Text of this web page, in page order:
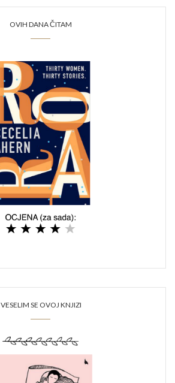
OVIH DANA ČITAM
VESELIM SE OVOJ KNJIZI